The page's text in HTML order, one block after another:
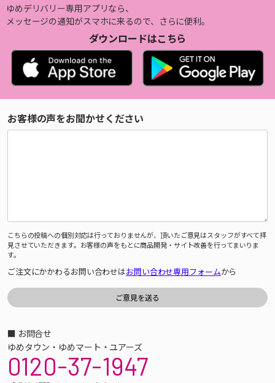
ゆめデリバリー専用アプリなら、
メッセージの通知がスマホに来るので、さらに便利。
ダウンロードはこちら
お客様の声をお聞かせください
こちらの投稿への個別対応は行っておりませんが、頂いたご意見はスタッフがすべて拝
見させていただきます。お客様の声をもとに商品開発・サイト改善を行ってまいりま
す。
ご注文にかかわるお問い合わせはお問い合わせ専用フォームから
■ お問合せ
ゆめタウン・ゆめマート・ユアーズ
0120-37-1947